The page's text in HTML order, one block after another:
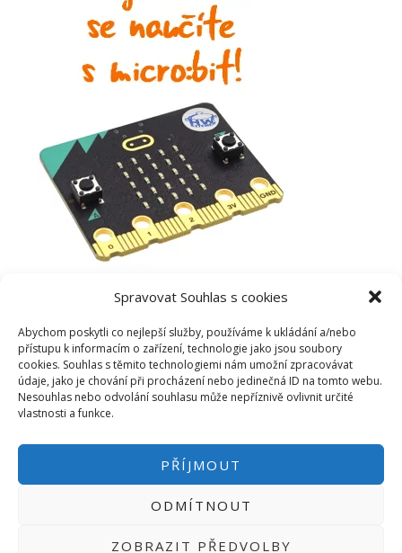
Spravovat Souhlas s cookies
Abychom poskytli co nejlepší služby, používáme k ukládání a/nebo
přístupu k informacím o zařízení, technologie jako jsou soubory
cookies. Souhlas s těmito technologiemi nám umožní zpracovávat
údaje, jako je chování při procházení nebo jedinečná ID na tomto webu.
Nesouhlas nebo odvolání souhlasu může nepříznivě ovlivnit určité
vlastnosti a funkce.
PŘÍJMOUT
ODMÍTNOUT
ZOBRAZIT PŘEDVOLBY
PŘIHLÁSIT SE|